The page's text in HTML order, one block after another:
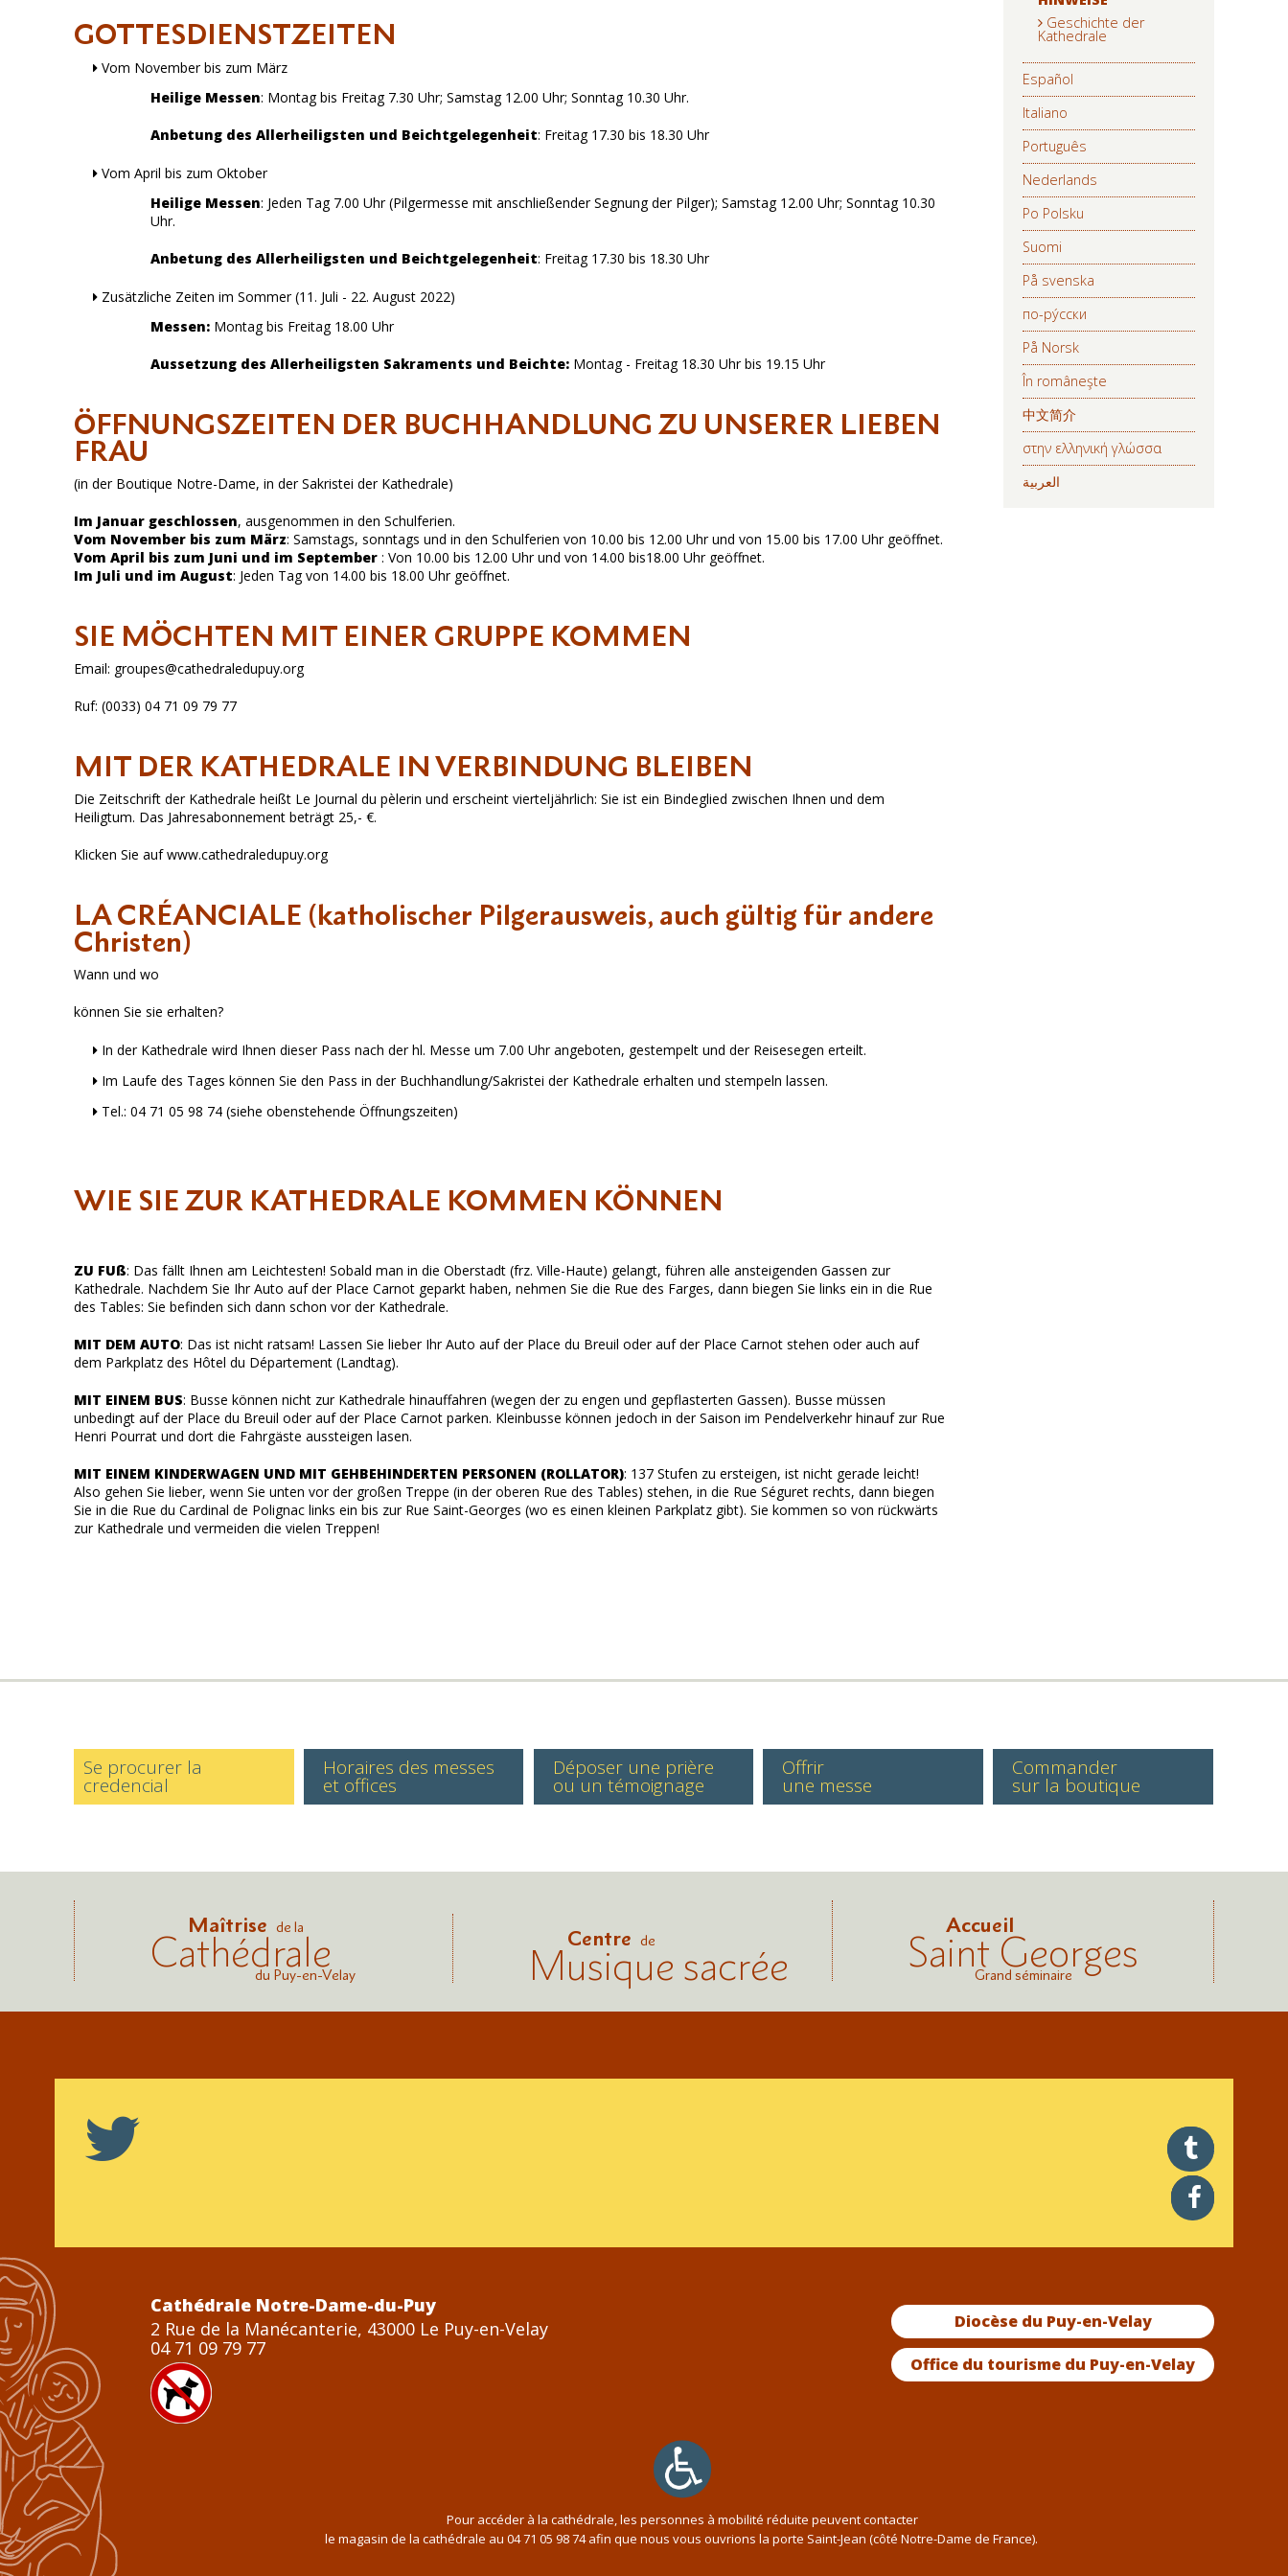
Geschichte der
Kathedrale
Español
Italiano
Português
Nederlands
Po Polsku
Suomi
På svenska
по-ру́сски
På Norsk
În româneşte
中文简介
στην ελληνική γλώσσα
العربية
GOTTESDIENSTZEITEN
Vom November bis zum März
Heilige Messen: Montag bis Freitag 7.30 Uhr; Samstag 12.00 Uhr; Sonntag 10.30 Uhr.
Anbetung des Allerheiligsten und Beichtgelegenheit: Freitag 17.30 bis 18.30 Uhr
Vom April bis zum Oktober
Heilige Messen: Jeden Tag 7.00 Uhr (Pilgermesse mit anschließender Segnung der Pilger); Samstag 12.00 Uhr; Sonntag 10.30
Uhr.
Anbetung des Allerheiligsten und Beichtgelegenheit: Freitag 17.30 bis 18.30 Uhr
Zusätzliche Zeiten im Sommer (11. Juli - 22. August 2022)
Messen: Montag bis Freitag 18.00 Uhr
Aussetzung des Allerheiligsten Sakraments und Beichte: Montag - Freitag 18.30 Uhr bis 19.15 Uhr
ÖFFNUNGSZEITEN DER BUCHHANDLUNG ZU UNSERER LIEBEN
FRAU
(in der Boutique Notre-Dame, in der Sakristei der Kathedrale)
Im Januar geschlossen, ausgenommen in den Schulferien.
Vom November bis zum März: Samstags, sonntags und in den Schulferien von 10.00 bis 12.00 Uhr und von 15.00 bis 17.00 Uhr geöffnet.
Vom April bis zum Juni und im September : Von 10.00 bis 12.00 Uhr und von 14.00 bis18.00 Uhr geöffnet.
Im Juli und im August: Jeden Tag von 14.00 bis 18.00 Uhr geöffnet.
SIE MÖCHTEN MIT EINER GRUPPE KOMMEN
Email: groupes@cathedraledupuy.org
Ruf: (0033) 04 71 09 79 77
MIT DER KATHEDRALE IN VERBINDUNG BLEIBEN
Die Zeitschrift der Kathedrale heißt Le Journal du pèlerin und erscheint vierteljährlich: Sie ist ein Bindeglied zwischen Ihnen und dem
Heiligtum. Das Jahresabonnement beträgt 25,- €.
Klicken Sie auf www.cathedraledupuy.org
LA CRÉANCIALE (katholischer Pilgerausweis, auch gültig für andere
Christen)
Wann und wo
können Sie sie erhalten?
In der Kathedrale wird Ihnen dieser Pass nach der hl. Messe um 7.00 Uhr angeboten, gestempelt und der Reisesegen erteilt.
Im Laufe des Tages können Sie den Pass in der Buchhandlung/Sakristei der Kathedrale erhalten und stempeln lassen.
Tel.: 04 71 05 98 74 (siehe obenstehende Öffnungszeiten)
WIE SIE ZUR KATHEDRALE KOMMEN KÖNNEN
ZU FUß: Das fällt Ihnen am Leichtesten! Sobald man in die Oberstadt (frz. Ville-Haute) gelangt, führen alle ansteigenden Gassen zur
Kathedrale. Nachdem Sie Ihr Auto auf der Place Carnot geparkt haben, nehmen Sie die Rue des Farges, dann biegen Sie links ein in die Rue
des Tables: Sie befinden sich dann schon vor der Kathedrale.
MIT DEM AUTO: Das ist nicht ratsam! Lassen Sie lieber Ihr Auto auf der Place du Breuil oder auf der Place Carnot stehen oder auch auf
dem Parkplatz des Hôtel du Département (Landtag).
MIT EINEM BUS: Busse können nicht zur Kathedrale hinauffahren (wegen der zu engen und gepflasterten Gassen). Busse müssen
unbedingt auf der Place du Breuil oder auf der Place Carnot parken. Kleinbusse können jedoch in der Saison im Pendelverkehr hinauf zur Rue
Henri Pourrat und dort die Fahrgäste aussteigen lasen.
MIT EINEM KINDERWAGEN UND MIT GEHBEHINDERTEN PERSONEN (ROLLATOR): 137 Stufen zu ersteigen, ist nicht gerade leicht!
Also gehen Sie lieber, wenn Sie unten vor der großen Treppe (in der oberen Rue des Tables) stehen, in die Rue Séguret rechts, dann biegen
Sie in die Rue du Cardinal de Polignac links ein bis zur Rue Saint-Georges (wo es einen kleinen Parkplatz gibt). Sie kommen so von rückwärts
zur Kathedrale und vermeiden die vielen Treppen!
Se procurer la
credencial
Horaires des messes
et offices
Déposer une prière
ou un témoignage
Offrir
une messe
Commander
sur la boutique
Maîtrise de la
Cathédrale
du Puy-en-Velay
Centre de
Musique sacrée
Accueil
Saint Georges
Grand séminaire
twitter
facebook
Diocèse du Puy-en-Velay
Office du tourisme du Puy-en-Velay
Cathédrale Notre-Dame-du-Puy
2 Rue de la Manécanterie, 43000 Le Puy-en-Velay
04 71 09 79 77
Pour accéder à la cathédrale, les personnes à mobilité réduite peuvent contacter
le magasin de la cathédrale au 04 71 05 98 74afin que nous vous ouvrions la porte Saint-Jean (côté Notre-Dame de France).